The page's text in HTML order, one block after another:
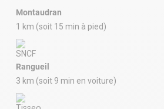
Montaudran
1 km (soit 15 min à pied)
Rangueil
3 km (soit 9 min en voiture)